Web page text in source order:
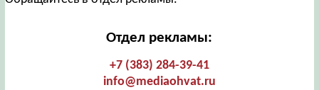
Отдел рекламы:
+7 (383) 284-39-41
info@mediaohvat.ru